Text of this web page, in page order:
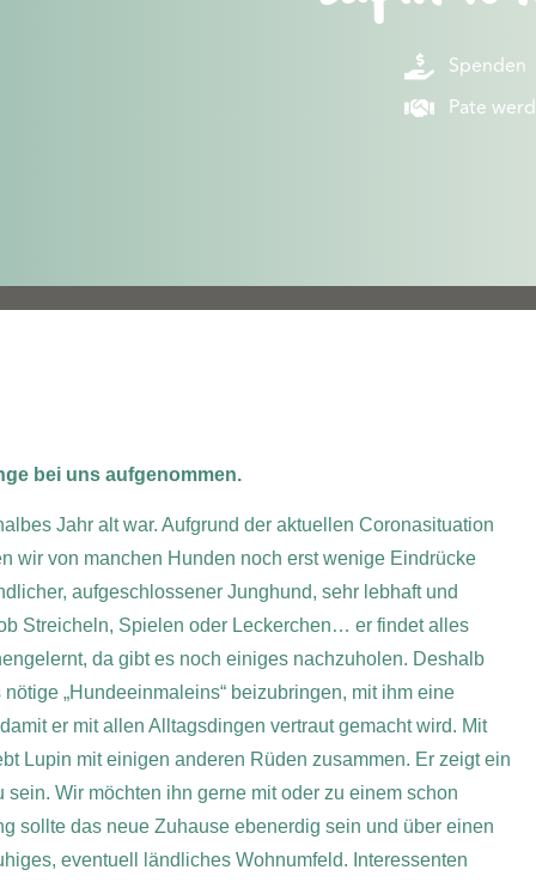
Spenden
Pate
bei uns aufgenommen.
Jahr alt war. Aufgrund der aktuellen Coronasituation
wir von manchen Hunden noch erst wenige Eindrücke
aufgeschlossener Junghund, sehr lebhaft und
Streicheln, Spielen oder Leckerchen… er findet alles
da gibt es noch einiges nachzuholen. Deshalb
„Hundeeinmaleins“ beizubringen, mit ihm eine
er mit allen Alltagsdingen vertraut gemacht wird. Mit
Lupin mit einigen anderen Rüden zusammen. Er zeigt ein
Wir möchten ihn gerne mit oder zu einem schon
sollte das neue Zuhause ebenerdig sein und über einen
eventuell ländliches Wohnumfeld. Interessenten